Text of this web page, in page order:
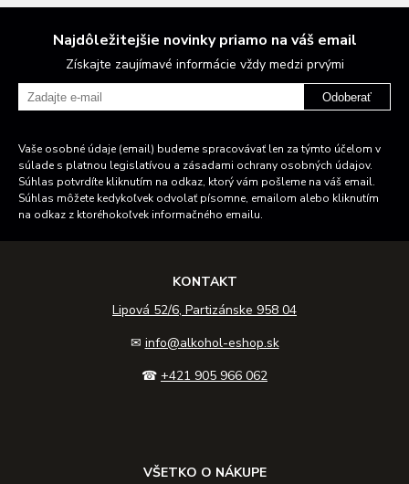
Najdôležitejšie novinky priamo na váš email
Získajte zaujímavé informácie vždy medzi prvými
Odoberať
Vaše osobné údaje (email) budeme spracovávať len za týmto účelom v
súlade s platnou legislatívou a zásadami ochrany osobných údajov.
Súhlas potvrdíte kliknutím na odkaz, ktorý vám pošleme na váš email.
Súhlas môžete kedykoľvek odvolať písomne, emailom alebo kliknutím
na odkaz z ktoréhokoľvek informačného emailu.
KONTAKT
Lipová 52/6, Partizánske 958 04
✉ info@alkohol-eshop.sk
☎ +421 905 966 062
VŠETKO O NÁKUPE